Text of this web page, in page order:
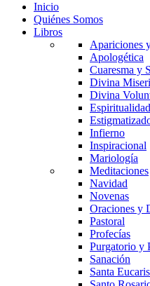
Inicio
Quiénes Somos
Libros
Apariciones
Apologética
Cuaresma y
Divina
Divina
Espiritualidad
Infierno
Inspiracional
Mariología
Meditaciones
Navidad
Novenas
Oraciones y
Pastoral
Profecías
Purgatorio y
Sanación
Santa